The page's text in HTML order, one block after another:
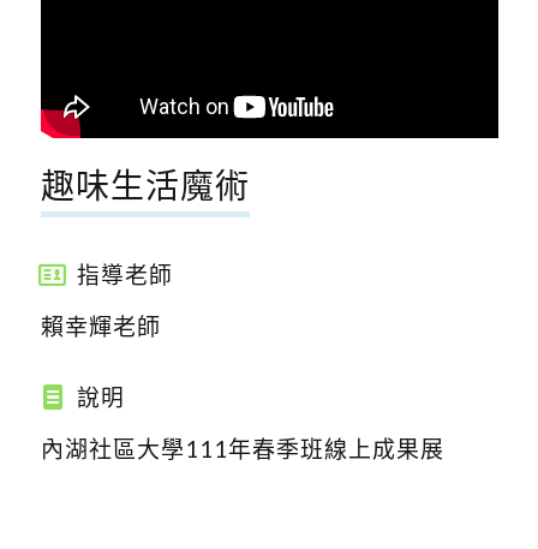
趣味生活魔術
指導老師
賴幸輝老師
說明
內湖社區大學111年春季班線上成果展